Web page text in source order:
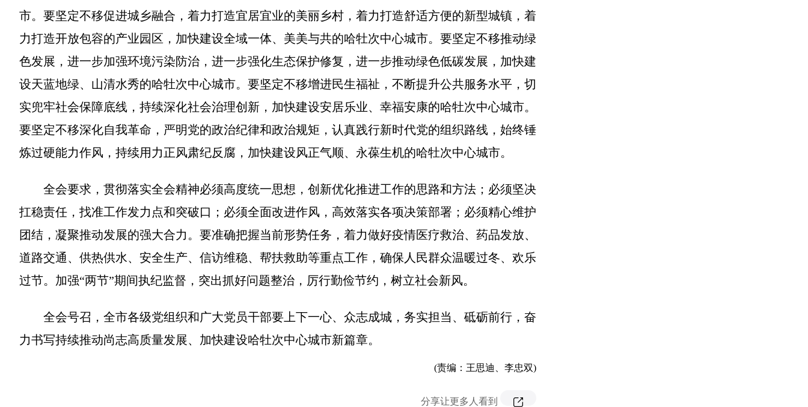
市。要坚定不移促进城乡融合，着力打造宜居宜业的美丽乡村，着力打造舒适方便的新型城镇，着
力打造开放包容的产业园区，加快建设全域一体、美美与共的哈牡次中心城市。要坚定不移推动绿
色发展，进一步加强环境污染防治，进一步强化生态保护修复，进一步推动绿色低碳发展，加快建
设天蓝地绿、山清水秀的哈牡次中心城市。要坚定不移增进民生福祉，不断提升公共服务水平，切
实兜牢社会保障底线，持续深化社会治理创新，加快建设安居乐业、幸福安康的哈牡次中心城市。
要坚定不移深化自我革命，严明党的政治纪律和政治规矩，认真践行新时代党的组织路线，始终锤
炼过硬能力作风，持续用力正风肃纪反腐，加快建设风正气顺、永葆生机的哈牡次中心城市。
全会要求，贯彻落实全会精神必须高度统一思想，创新优化推进工作的思路和方法；必须坚决
扛稳责任，找准工作发力点和突破口；必须全面改进作风，高效落实各项决策部署；必须精心维护
团结，凝聚推动发展的强大合力。要准确把握当前形势任务，着力做好疫情医疗救治、药品发放、
道路交通、供热供水、安全生产、信访维稳、帮扶救助等重点工作，确保人民群众温暖过冬、欢乐
过节。加强“两节”期间执纪监督，突出抓好问题整治，厉行勤俭节约，树立社会新风。
全会号召，全市各级党组织和广大党员干部要上下一心、众志成城，务实担当、砥砺前行，奋
力书写持续推动尚志高质量发展、加快建设哈牡次中心城市新篇章。
(责编：王思迪、李忠双)
分享让更多人看到